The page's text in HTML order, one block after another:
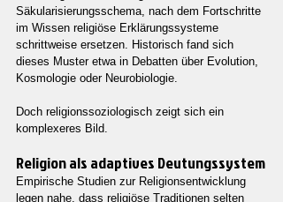
Säkularisierungsschema, nach dem Fortschritte
im Wissen religiöse Erklärungssysteme
schrittweise ersetzen. Historisch fand sich
dieses Muster etwa in Debatten über Evolution,
Kosmologie oder Neurobiologie.
Doch religionssoziologisch zeigt sich ein
komplexeres Bild.
Religion als adaptives Deutungssystem
Empirische Studien zur Religionsentwicklung
legen nahe, dass religiöse Traditionen selten